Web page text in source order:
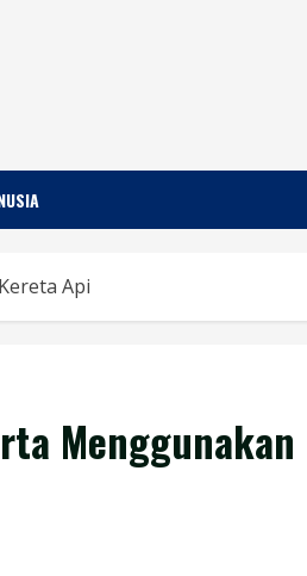
Api
Menggunakan